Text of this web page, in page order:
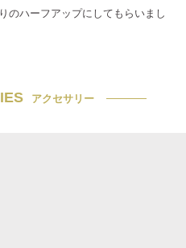
のハーフアップにしてもらいまし
アクセサリー